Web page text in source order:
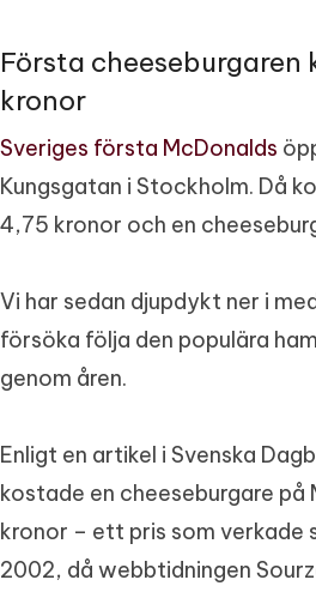
Första cheeseburgaren
kronor
Sveriges första McDonalds
Kungsgatan i Stockholm. Då
4,75 kronor och en
Vi har sedan djupdykt ner i
försöka följa den populära
genom åren.
Enligt en artikel i Svenska
kostade en cheeseburgare på
kronor – ett pris som verkade
2002, då webbtidningen